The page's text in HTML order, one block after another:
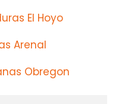
El Hoyo
Arenal
Obregon